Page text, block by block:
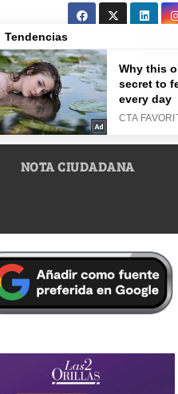
NOTA CIUDADANA